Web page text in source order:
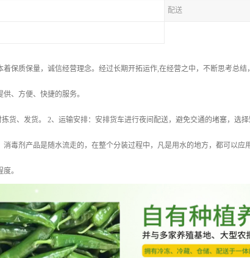
配送
着保质保量，诚信经营理念。经过长期开拓运作,在经营之中，不断思考总
、方便、快捷的服务。
货、发货。 2、运输安排：安排货车进行夜间配送，避免交通的堵塞，选
消毒剂产品是随水流走的，在整个分装过程中，凡是用水的地方，都可以
。